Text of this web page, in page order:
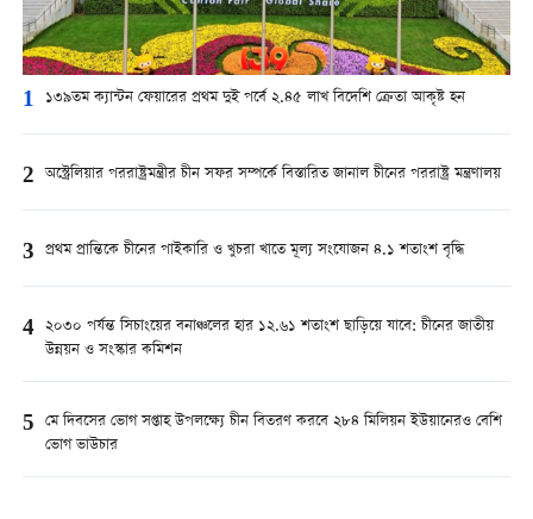
1 ১৩৯তম ক্যান্টন ফেয়ারের প্রথম দুই পর্বে ২.৪৫ লাখ বিদেশি ক্রেতা আকৃষ্ট হন
2 অস্ট্রেলিয়ার পররাষ্ট্রমন্ত্রীর চীন সফর সম্পর্কে বিস্তারিত জানাল চীনের পররাষ্ট্র মন্ত্রণালয়
3 প্রথম প্রান্তিকে চীনের পাইকারি ও খুচরা খাতে মূল্য সংযোজন ৪.১ শতাংশ বৃদ্ধি
4 ২০৩০ পর্যন্ত সিচাংয়ের বনাঞ্চলের হার ১২.৬১ শতাংশ ছাড়িয়ে যাবে: চীনের জাতীয়
উন্নয়ন ও সংস্কার কমিশন
5 মে দিবসের ভোগ সপ্তাহ উপলক্ষ্যে চীন বিতরণ করবে ২৮৪ মিলিয়ন ইউয়ানেরও বেশি
ভোগ ভাউচার